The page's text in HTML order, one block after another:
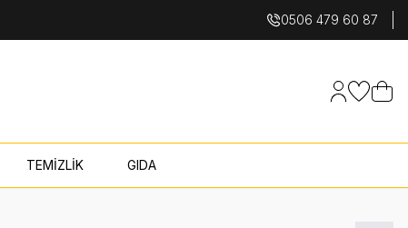
0506 479 60 87
Hesabım
TEMİZLİK GIDA